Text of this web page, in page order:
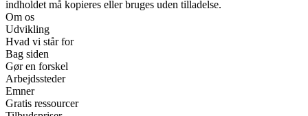
indholdet må kopieres eller bruges uden tilladelse.
Om os
Udvikling
Hvad vi står for
Bag siden
Gør en forskel
Arbejdssteder
Emner
Gratis ressourcer